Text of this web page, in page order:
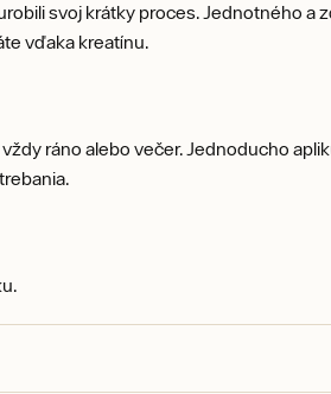
svoj krátky proces. Jednotného a
vďaka kreatínu.
ráno alebo večer. Jednoducho